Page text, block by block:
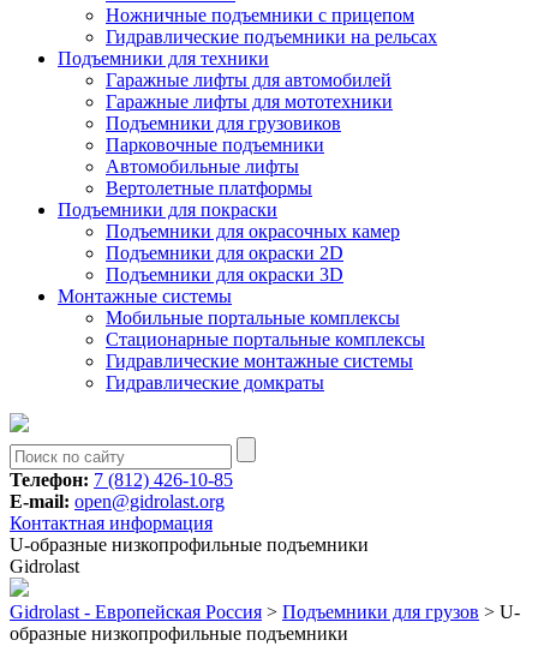
Ножничные подъемники с прицепом
Гидравлические подъемники на рельсах
Подъемники для техники
Гаражные лифты для автомобилей
Гаражные лифты для мототехники
Подъемники для грузовиков
Парковочные подъемники
Aвтомобильные лифты
Вертолетные платформы
Подъемники для покраски
Подъемники для окрасочных камер
Подъемники для окраски 2D
Подъемники для окраски 3D
Монтажные системы
Мобильные портальные комплексы
Стационарные портальные комплексы
Гидравлические монтажные системы
Гидравлические домкраты
Телефон: 7 (812) 426-10-85
E-mail: open@gidrolast.org
Контактная информация
U-образные низкопрофильные подъемники
Gidrolast
Gidrolast - Европейская Россия > Подъемники для грузов > U-
образные низкопрофильные подъемники